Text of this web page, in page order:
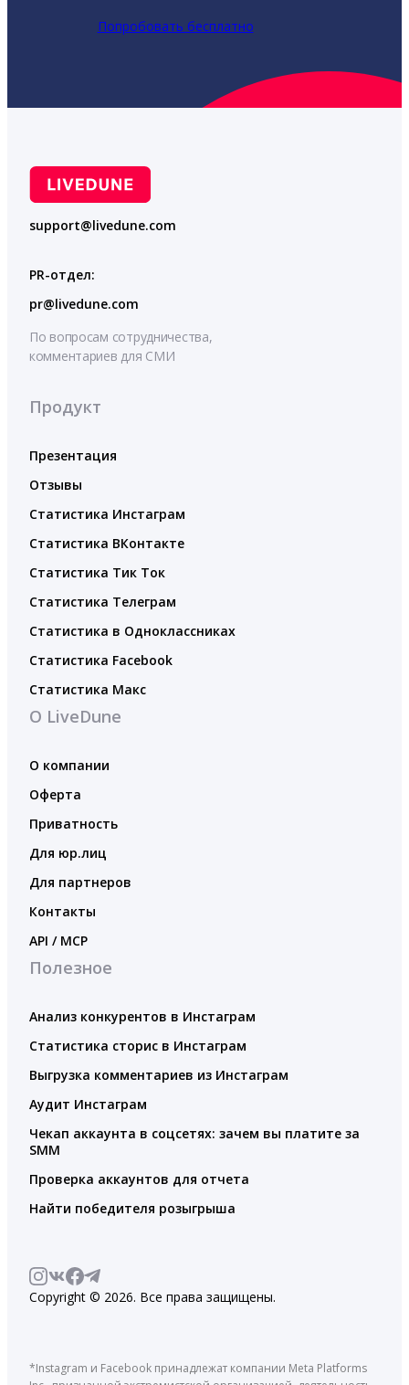
Попробовать бесплатно
support@livedune.com
PR-отдел:
pr@livedune.com
По вопросам сотрудничества,
комментариев для СМИ
Продукт
Презентация
Отзывы
Статистика Инстаграм
Статистика ВКонтакте
Статистика Тик Ток
Статистика Телеграм
Статистика в Одноклассниках
Статистика Facebook
Статистика Макс
О LiveDune
О компании
Оферта
Приватность
Для юр.лиц
Для партнеров
Контакты
API / MCP
Полезное
Анализ конкурентов в Инстаграм
Статистика сторис в Инстаграм
Выгрузка комментариев из Инстаграм
Аудит Инстаграм
Чекап аккаунта в соцсетях: зачем вы платите за
SMM
Проверка аккаунтов для отчета
Найти победителя розыгрыша
Copyright © 2026. Все права защищены.
*Instagram и Facebook принадлежат компании Meta Platforms